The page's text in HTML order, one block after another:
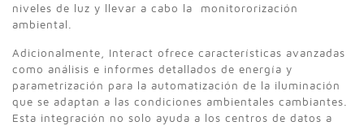
niveles de luz y llevar a cabo la monitororización
ambiental.
Adicionalmente, Interact ofrece características avanzadas
como análisis e informes detallados de energía y
parametrización para la automatización de la iluminación
que se adaptan a las condiciones ambientales cambiantes.
Esta integración no solo ayuda a los centros de datos a